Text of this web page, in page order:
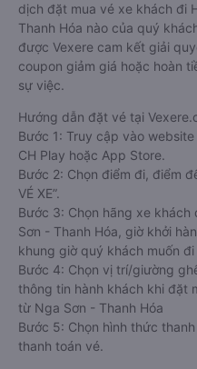
dịch đặt mua vé xe khách đi
Thanh Hóa nào của quý
được Vexere cam kết giải
coupon giảm giá hoặc hoàn
sự việc.
Hướng dẫn đặt vé tại
Bước 1: Truy cập vào
CH Play hoặc App Store.
Bước 2: Chọn điểm đi, điểm
VÉ XE”.
Bước 3: Chọn hãng xe
Sơn - Thanh Hóa, giờ khởi
khung giờ quý khách muốn
Bước 4: Chọn vị trí/giường
thông tin hành khách khi đặt
từ Nga Sơn - Thanh Hóa
Bước 5: Chọn hình thức
thanh toán vé.